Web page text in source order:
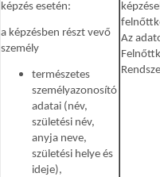
képzés esetén:
a képzésben részt vevő
személy
természetes
személyazonosító
adatai (név,
születési név,
anyja neve,
születési helye és
ideje),
Az